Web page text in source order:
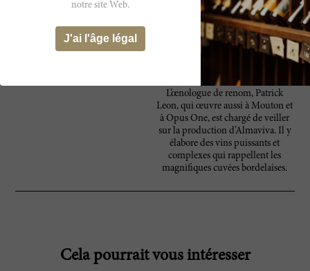
de rivaliser avec les meilleurs
Grands Crus Classés de Bordeaux.
Ce remarquable vin franco-chilien
prend sa source dans un vignoble
de plus de 85 hectares, dont 40
Concha y Toro à Puente Alto.
L’œnologue de renom, Patrick
Leon, qui œuvre aussi à Mouton et
à Opus One, est chargé de veiller
sur la production d’Almaviva. Il y
élabore des vins puissants et
complexes qui rappellent les
magnifiques cuvées bordelaises.
Cela pourrait vous intéresser
notre site Web.
J'ai l'âge légal